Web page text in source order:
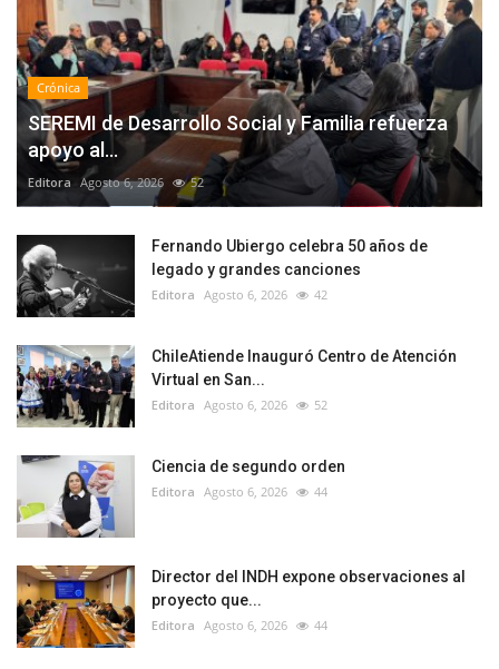
Crónica
SEREMI de Desarrollo Social y Familia refuerza
apoyo al...
Editora Agosto 6, 2026 52
Fernando Ubiergo celebra 50 años de
legado y grandes canciones
Editora Agosto 6, 2026 42
ChileAtiende Inauguró Centro de Atención
Virtual en San...
Editora Agosto 6, 2026 52
Ciencia de segundo orden
Editora Agosto 6, 2026 44
Director del INDH expone observaciones al
proyecto que...
Editora Agosto 6, 2026 44